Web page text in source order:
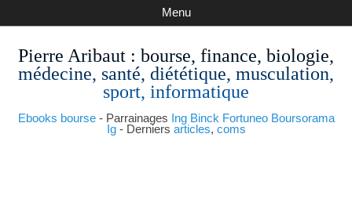
Pierre Aribaut : bourse, finance, biologie,
médecine, santé, diététique, musculation,
sport, informatique
Ebooks bourse- Parrainages Ing Binck Fortuneo Boursorama
Ig- Derniers articles, coms
Menu